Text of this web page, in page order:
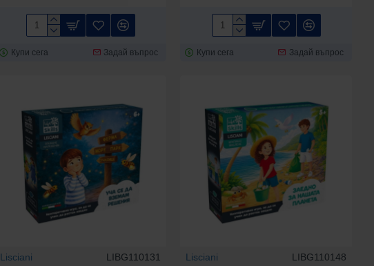
Купи сега Задай въпрос Купи сега Задай въпрос
Lisciani LIBG110131 Lisciani LIBG110148